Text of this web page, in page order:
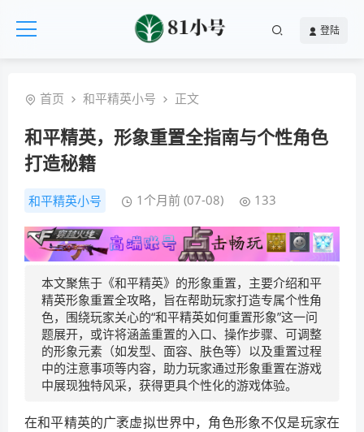
登陆
首页 和平精英小号 正文
和平精英，形象重置全指南与个性角色
打造秘籍
和平精英小号 1个月前 (07-08) 133
本文聚焦于《和平精英》的形象重置，主要介绍和平
精英形象重置全攻略，旨在帮助玩家打造专属个性角
色，围绕玩家关心的“和平精英如何重置形象”这一问
题展开，或许将涵盖重置的入口、操作步骤、可调整
的形象元素（如发型、面容、肤色等）以及重置过程
中的注意事项等内容，助力玩家通过形象重置在游戏
中展现独特风采，获得更具个性化的游戏体验。
在和平精英的广袤虚拟世界中，角色形象不仅是玩家在